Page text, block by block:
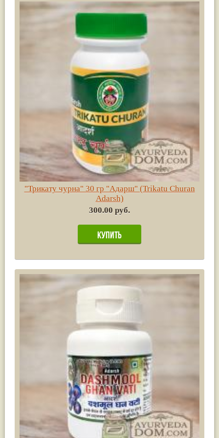
"Трикату чурна" 30 гр "Адарш" (Trikatu Churan
Adarsh)
300.00 руб.